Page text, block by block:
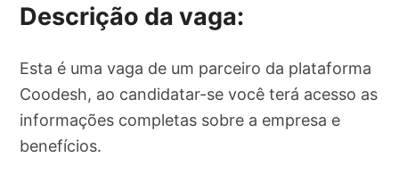
Descrição da vaga:
Esta é uma vaga de um parceiro da plataforma
Coodesh, ao candidatar-se você terá acesso as
informações completas sobre a empresa e
benefícios.